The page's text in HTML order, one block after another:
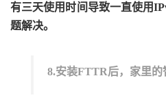
有三天使用时间导致一直使用
题解决。
8.安装FTTR后，家里的